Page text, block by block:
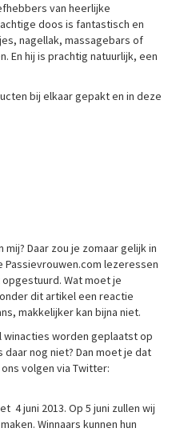
van heerlijke
doos is fantastisch en
nagellak, massagebars of
En hij is prachtig natuurlijk, een
bij elkaar gepakt en in deze
Daar zou je zomaar gelijk in
Passievrouwen.com lezeressen
Wat moet je
dit artikel een reactie
makkelijker kan bijna niet.
winacties worden geplaatst op
daar nog niet? Dan moet je dat
volgen via Twitter:
4 juni 2013. Op 5 juni zullen wij
Winnaars kunnen hun